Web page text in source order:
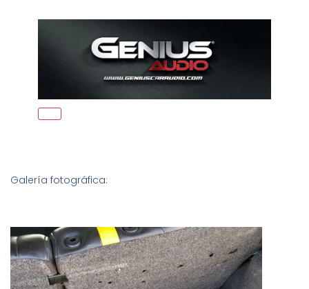
Galería fotográfica: